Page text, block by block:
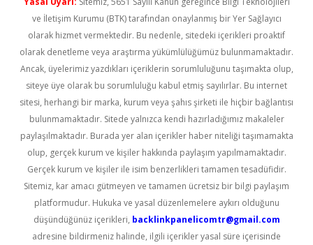
ve İletişim Kurumu (BTK) tarafından onaylanmış bir Yer Sağlayıcı
olarak hizmet vermektedir. Bu nedenle, sitedeki içerikleri proaktif
olarak denetleme veya araştırma yükümlülüğümüz bulunmamaktadır.
Ancak, üyelerimiz yazdıkları içeriklerin sorumluluğunu taşımakta olup,
siteye üye olarak bu sorumluluğu kabul etmiş sayılırlar. Bu internet
sitesi, herhangi bir marka, kurum veya şahıs şirketi ile hiçbir bağlantısı
bulunmamaktadır. Sitede yalnızca kendi hazırladığımız makaleler
paylaşılmaktadır. Burada yer alan içerikler haber niteliği taşımamakta
olup, gerçek kurum ve kişiler hakkında paylaşım yapılmamaktadır.
Gerçek kurum ve kişiler ile isim benzerlikleri tamamen tesadüfidir.
Sitemiz, kar amacı gütmeyen ve tamamen ücretsiz bir bilgi paylaşım
platformudur. Hukuka ve yasal düzenlemelere aykırı olduğunu
düşündüğünüz içerikleri, backlinkpanelicomtr@gmail.com
adresine bildirmeniz halinde, ilgili içerikler yasal süre içerisinde